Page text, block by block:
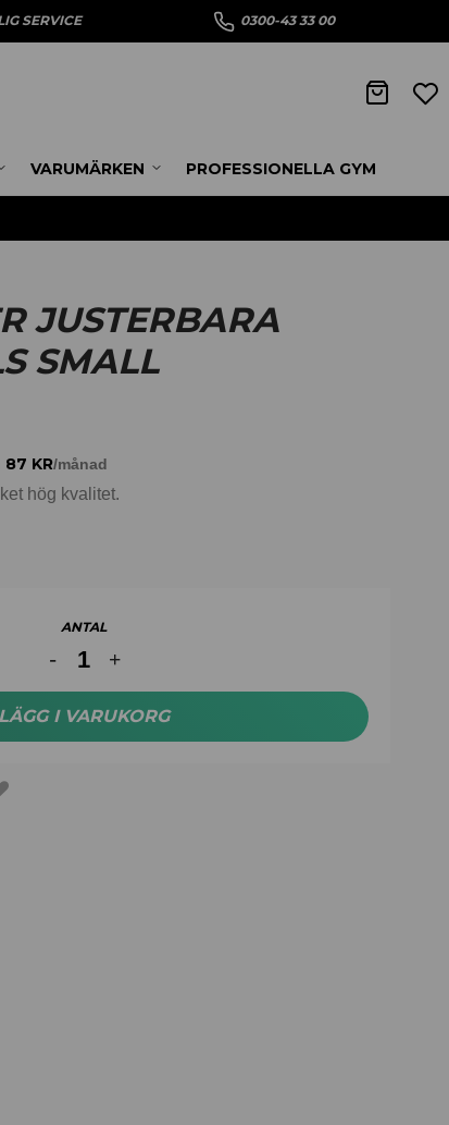
SERVICE 0300-43 33 00
VARUMÄRKEN PROFESSIONELLA GYM
JUSTERBARA
SMALL
87 KR/månad
hög kvalitet.
ANTAL
LÄGG I VARUKORG